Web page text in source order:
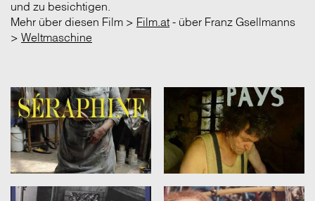
und zu besichtigen.
Mehr über diesen Film > Film.at - über Franz Gsellmanns
> Weltmaschine